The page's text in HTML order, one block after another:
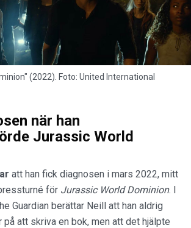
(2022). Foto: United International
när han
Jurassic World
att han fick diagnosen i mars 2022, mitt
för Jurassic World Dominion. I
Guardian berättar Neill att han aldrig
på att skriva en bok, men att det hjälpte